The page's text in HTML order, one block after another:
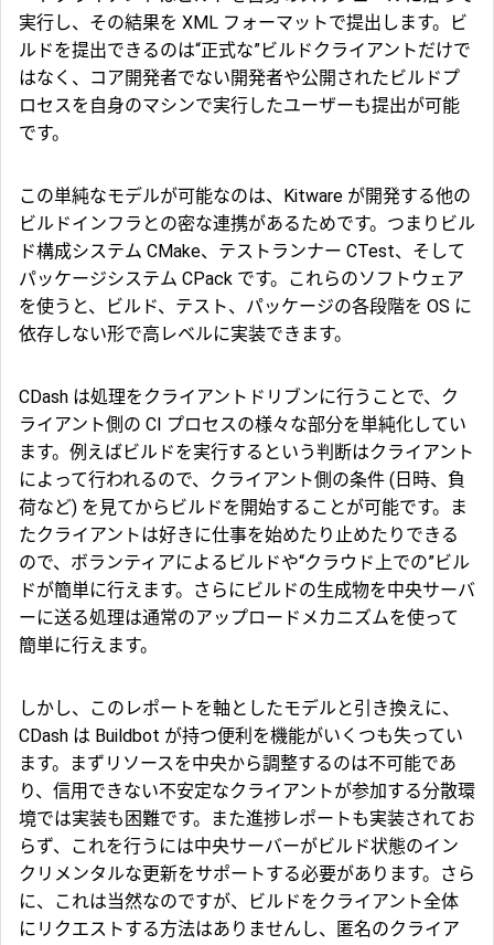
実行し、その結果を XML フォーマットで提出します。ビ
ルドを提出できるのは“正式な”ビルドクライアントだけで
はなく、コア開発者でない開発者や公開されたビルドプ
ロセスを自身のマシンで実行したユーザーも提出が可能
です。
この単純なモデルが可能なのは、Kitware が開発する他の
ビルドインフラとの密な連携があるためです。つまりビル
ド構成システム CMake、テストランナー CTest、そして
パッケージシステム CPack です。これらのソフトウェア
を使うと、ビルド、テスト、パッケージの各段階を OS に
依存しない形で高レベルに実装できます。
CDash は処理をクライアントドリブンに行うことで、ク
ライアント側の CI プロセスの様々な部分を単純化してい
ます。例えばビルドを実行するという判断はクライアント
によって行われるので、クライアント側の条件 (日時、負
荷など) を見てからビルドを開始することが可能です。ま
たクライアントは好きに仕事を始めたり止めたりできる
ので、ボランティアによるビルドや“クラウド上での”ビル
ドが簡単に行えます。さらにビルドの生成物を中央サーバ
ーに送る処理は通常のアップロードメカニズムを使って
簡単に行えます。
しかし、このレポートを軸としたモデルと引き換えに、
CDash は Buildbot が持つ便利を機能がいくつも失ってい
ます。まずリソースを中央から調整するのは不可能であ
り、信用できない不安定なクライアントが参加する分散環
境では実装も困難です。また進捗レポートも実装されてお
らず、これを行うには中央サーバーがビルド状態のイン
クリメンタルな更新をサポートする必要があります。さら
に、これは当然なのですが、ビルドをクライアント全体
にリクエストする方法はありませんし、匿名のクライア